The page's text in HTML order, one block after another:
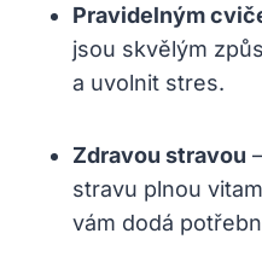
Pravidelným
jsou skvělým
a uvolnit stres.
Zdravou stravou
stravu plnou
vám dodá